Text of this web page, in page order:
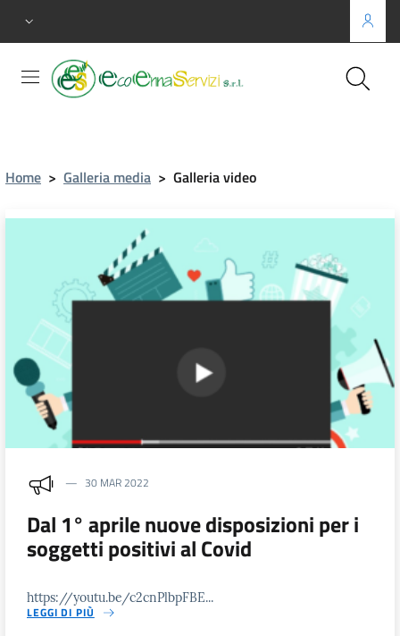
Home > Galleria media > Galleria video
30 MAR 2022
Dal 1° aprile nuove disposizioni per i
soggetti positivi al Covid
https://youtu.be/c2cnPlbpFBE...
LEGGI DI PIÙ